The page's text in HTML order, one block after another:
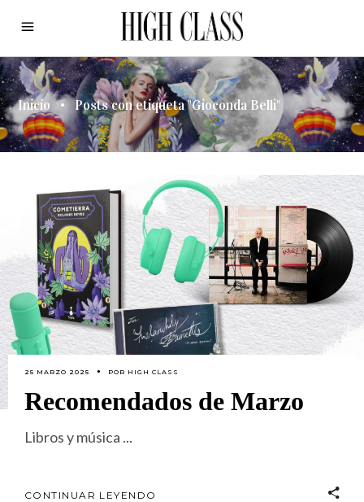
Inicio • Posts con etiqueta "Gioconda Belli"
25 MARZO 2025 POR HIGH CLASS
Recomendados de Marzo
Libros y música
CONTINUAR LEYENDO